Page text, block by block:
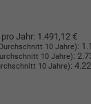
Jahr: 1.491,12 €
10 Jahre):
10 Jahre):
10 Jahre):